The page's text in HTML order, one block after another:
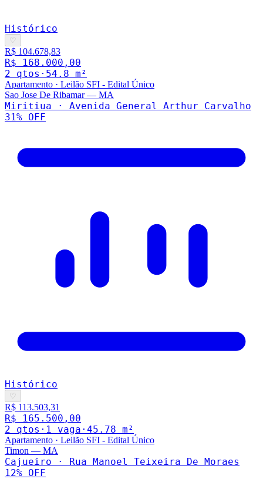
Histórico
♡
R$ 104.678,83
R$ 168.000,00
2 qtos · 54.8 m²
Apartamento · Leilão SFI - Edital Único
Sao Jose De Ribamar— MA
Miritiua · Avenida General Arthur Carvalho
31% OFF
Histórico
♡
R$ 113.503,31
R$ 165.500,00
2 qtos · 1 vaga · 45.78 m²
Apartamento · Leilão SFI - Edital Único
Timon — MA
Cajueiro · Rua Manoel Teixeira De Moraes
12% OFF